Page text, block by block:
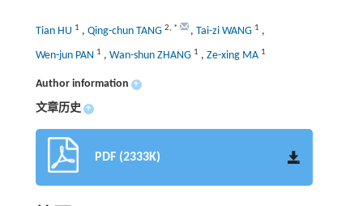
Tian HU 1 , Qing-chun TANG 2, * , Tai-zi WANG 1 ,
Wen-jun PAN 1 , Wan-shun ZHANG 1 , Ze-xing MA 1
Author information +
文章历史 +
PDF (2333K)